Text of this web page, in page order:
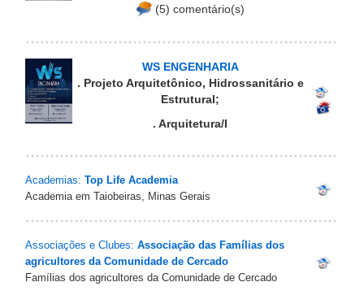
(5) comentário(s)
WS ENGENHARIA
. Projeto Arquitetônico, Hidrossanitário e
Estrutural;
. Arquitetura/I
Academias: Top Life Academia
Academia em Taiobeiras, Minas Gerais
Associações e Clubes: Associação das Famílias dos
agricultores da Comunidade de Cercado
Famílias dos agricultores da Comunidade de Cercado